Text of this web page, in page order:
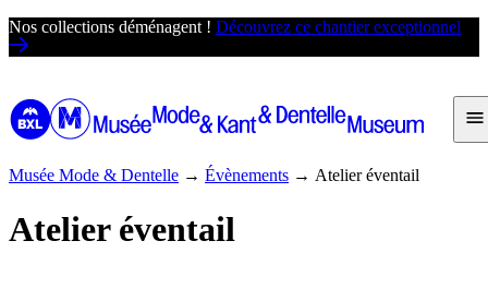
Passer
au
Nos collections déménagent ! Découvrez ce chantier exceptionnel
Musée Mode & Dentelle → Évènements → Atelier éventail
Atelier éventail